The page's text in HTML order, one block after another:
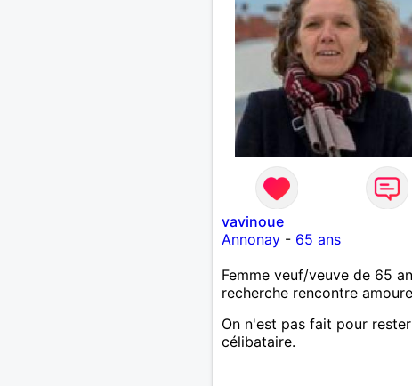
vavinoue
Annonay- 65 ans
Femme veuf/veuve de 65
recherche rencontre
On n'est pas fait pour rester
célibataire.